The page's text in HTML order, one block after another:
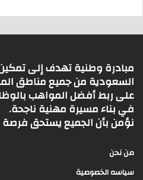
مبادرة وطنية تهدف إلى
السعودية من جميع مناطق
على ربط أفضل المواهب
في بناء مسيرة مهنية ناجحة.
نؤمن بأن الجميع يستحق فرصة
من نحن
سياسه الخصوصية